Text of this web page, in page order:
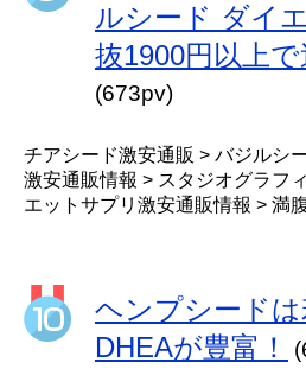
ルシード ダイ
抜1900円以上
(673pv)
チアシード激安通販 > バジルシ
激安通販情報 > スタジオグラフ
エットサプリ激安通販情報 > 満
ヘンプシード
DHEAが豊富！